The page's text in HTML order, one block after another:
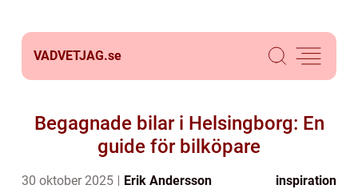
VADVETJAG.se
Begagnade bilar i Helsingborg: En
guide för bilköpare
30 oktober 2025 Erik Andersson inspiration